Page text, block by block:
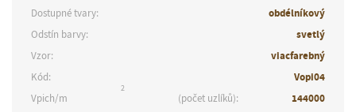
Dostupné tvary:
obdélníkový
Odstín barvy:
svetlý
Vzor:
viacfarebný
Kód:
Vopi04
Vpich/m
2
(počet uzlíků):
144000